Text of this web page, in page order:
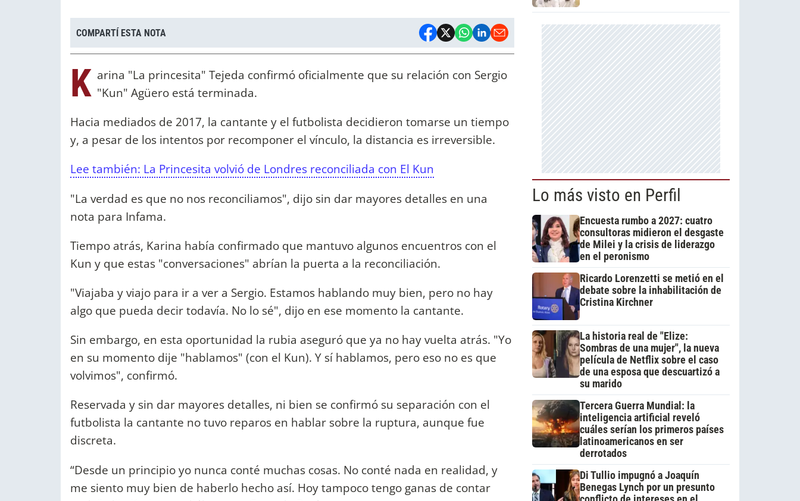
COMPARTÍ ESTA NOTA
K arina "La princesita" Tejeda confirmó oficialmente que su relación con Sergio
"Kun" Agüero está terminada.
Hacia mediados de 2017, la cantante y el futbolista decidieron tomarse un tiempo
y, a pesar de los intentos por recomponer el vínculo, la distancia es irreversible.
Lee también: La Princesita volvió de Londres reconciliada con El Kun
"La verdad es que no nos reconciliamos", dijo sin dar mayores detalles en una
nota para Infama.
Tiempo atrás, Karina había confirmado que mantuvo algunos encuentros con el
Kun y que estas "conversaciones" abrían la puerta a la reconciliación.
"Viajaba y viajo para ir a ver a Sergio. Estamos hablando muy bien, pero no hay
algo que pueda decir todavía. No lo sé", dijo en ese momento la cantante.
Sin embargo, en esta oportunidad la rubia aseguró que ya no hay vuelta atrás. "Yo
en su momento dije "hablamos" (con el Kun). Y sí hablamos, pero eso no es que
volvimos", confirmó.
Reservada y sin dar mayores detalles, ni bien se confirmó su separación con el
futbolista la cantante no tuvo reparos en hablar sobre la ruptura, aunque fue
discreta.
“Desde un principio yo nunca conté muchas cosas. No conté nada en realidad, y
me siento muy bien de haberlo hecho así. Hoy tampoco tengo ganas de contar
Lo más visto en Perfil
Encuesta rumbo a 2027: cuatro
consultoras midieron el desgaste
de Milei y la crisis de liderazgo
en el peronismo
Ricardo Lorenzetti se metió en el
debate sobre la inhabilitación de
Cristina Kirchner
La historia real de "Elize:
Sombras de una mujer", la nueva
película de Netflix sobre el caso
de una esposa que descuartizó a
su marido
Tercera Guerra Mundial: la
inteligencia artificial reveló
cuáles serían los primeros países
latinoamericanos en ser
derrotados
Di Tullio impugnó a Joaquín
Benegas Lynch por un presunto